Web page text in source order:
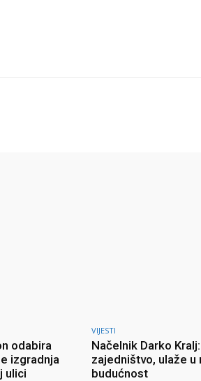
odabira
izgradnja
ulici
VIJESTI
Načelnik Darko
zajedništvo, ulaže u
budućnost